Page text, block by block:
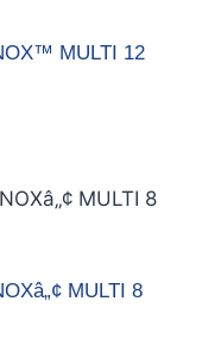
MULTI 12
MULTI 8